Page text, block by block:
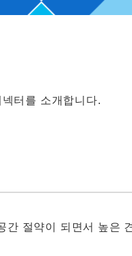
터를 소개합니다.
절약이 되면서 높은